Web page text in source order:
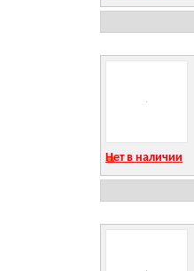
Нет в наличии